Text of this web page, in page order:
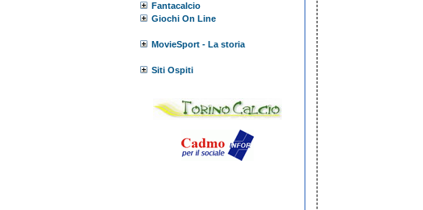
Fantacalcio
Giochi On Line
MovieSport - La storia
Siti Ospiti